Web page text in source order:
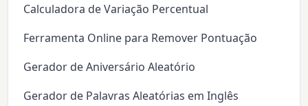
Calculadora de Variação Percentual
Ferramenta Online para Remover Pontuação
Gerador de Aniversário Aleatório
Gerador de Palavras Aleatórias em Inglês